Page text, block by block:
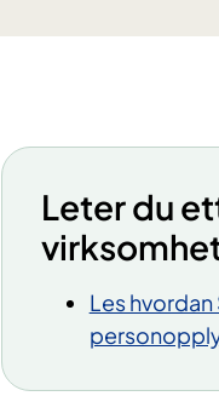
Leter du
Les